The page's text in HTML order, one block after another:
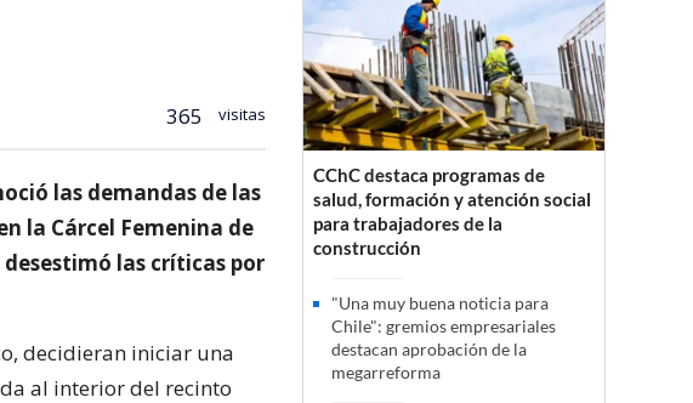
365 visitas
las demandas de las
la Cárcel Femenina de
las críticas por
decidieran iniciar una
al interior del recinto
CChC destaca programas de
salud, formación y atención social
para trabajadores de la
construcción
"Una muy buena noticia para
Chile": gremios empresariales
destacan aprobación de la
megarreforma